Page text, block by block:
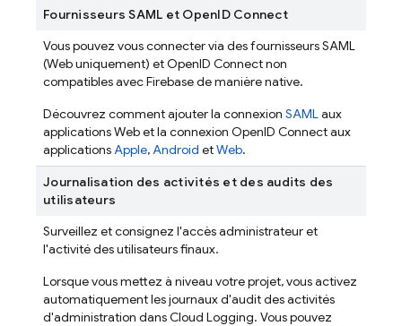
Fournisseurs SAML et OpenID Connect
Vous pouvez vous connecter via des fournisseurs SAML
(Web uniquement) et OpenID Connect non
compatibles avec Firebase de manière native.
Découvrez comment ajouter la connexion SAMLaux
applications Web et la connexion OpenID Connect aux
applicationsApple,Android etWeb.
Journalisation des activités et des audits des
utilisateurs
Surveillez et consignez l'accès administrateur et
l'activité des utilisateurs finaux.
Lorsque vous mettez à niveau votre projet, vous activez
automatiquement les journaux d'audit des activités
d'administration dans Cloud Logging. Vous pouvez